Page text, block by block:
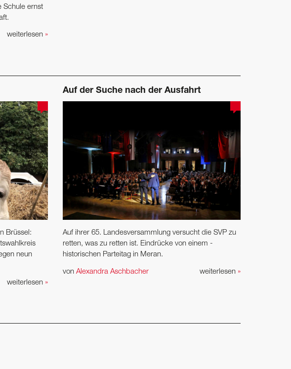
Schule ernst
weiterlesen »
Brüssel:
neun
weiterlesen »
Auf der Suche nach der Ausfahrt
Auf ihrer 65. Landesversammlung versucht die SVP zu
retten, was zu retten ist. Eindrücke von einem ­
historischen Parteitag in Meran.
weiterlesen »
von Alexandra Aschbacher